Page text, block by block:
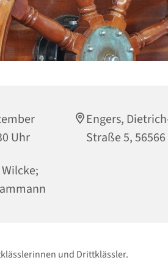
Uhr
Engers,
Straße 5,
und Drittklässler.